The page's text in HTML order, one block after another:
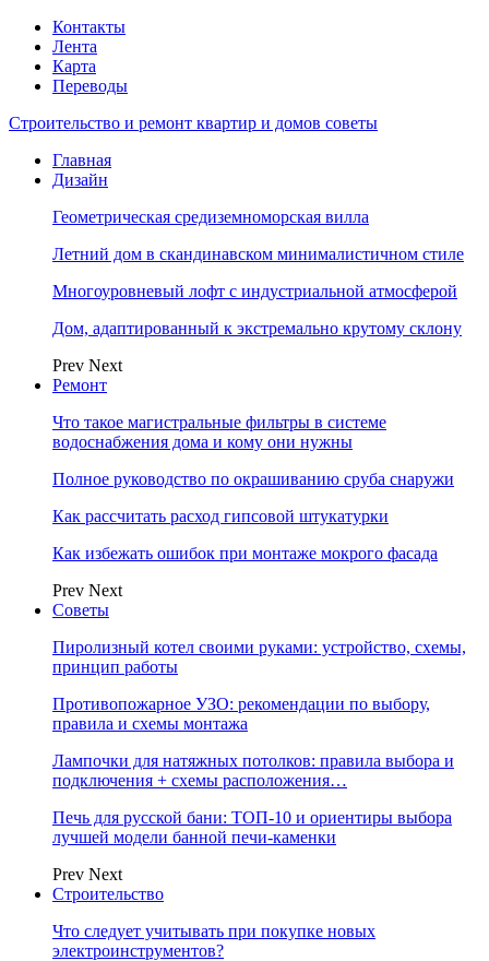
Контакты
Лента
Карта
Переводы
Строительство и ремонт квартир и домов советы
Главная
Дизайн
Геометрическая средиземноморская вилла
Летний дом в скандинавском минималистичном стиле
Многоуровневый лофт с индустриальной атмосферой
Дом, адаптированный к экстремально крутому склону
Prev Next
Ремонт
Что такое магистральные фильтры в системе
водоснабжения дома и кому они нужны
Полное руководство по окрашиванию сруба снаружи
Как рассчитать расход гипсовой штукатурки
Как избежать ошибок при монтаже мокрого фасада
Prev Next
Советы
Пиролизный котел своими руками: устройство, схемы,
принцип работы
Противопожарное УЗО: рекомендации по выбору,
правила и схемы монтажа
Лампочки для натяжных потолков: правила выбора и
подключения + схемы расположения…
Печь для русской бани: ТОП-10 и ориентиры выбора
лучшей модели банной печи-каменки
Prev Next
Строительство
Что следует учитывать при покупке новых
электроинструментов?